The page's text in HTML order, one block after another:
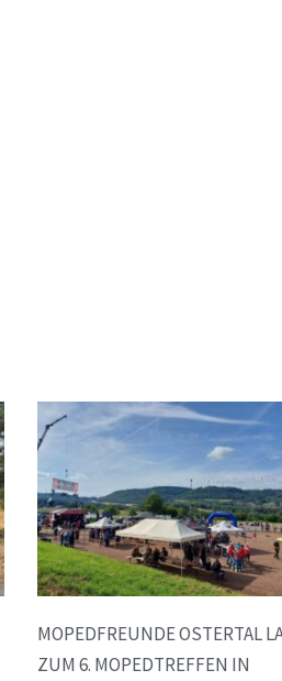
MOPEDFREUNDE OSTERTAL
ZUM 6. MOPEDTREFFEN IN